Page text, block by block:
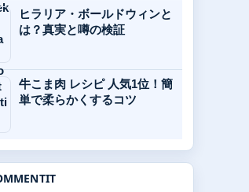
ヒラリア・ボールドウィンと
は？真実と噂の検証
牛こま肉 レシピ 人気1位！簡
単で柔らかくするコツ